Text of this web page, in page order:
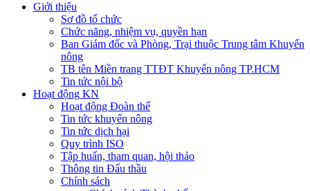
Giới thiệu
Sơ đồ tổ chức
Chức năng, nhiệm vụ, quyền hạn
Ban Giám đốc và Phòng, Trại thuộc Trung tâm Khuyến
nông
TB tên Miền trang TTĐT Khuyến nông TP.HCM
Tin tức nội bộ
Hoạt động KN
Hoạt động Đoàn thể
Tin tức khuyến nông
Tin tức dịch hại
Quy trình ISO
Tập huấn, tham quan, hội thảo
Thông tin Đấu thầu
Chính sách